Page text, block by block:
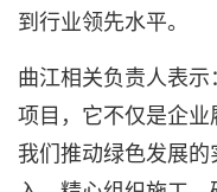
到行业领先水平。
曲江相关负责人表
项目，它不仅是企
我们推动绿色发展